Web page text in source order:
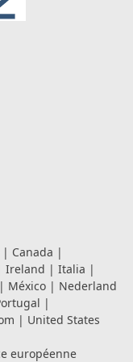
| Canada |
Ireland | Italia |
| México | Nederland
|
| United States
européenne